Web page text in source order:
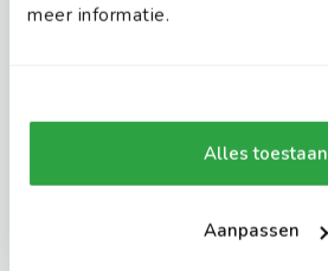
meer informatie.
Alles toestaan
Aanpassen
Ontdek alle reviews